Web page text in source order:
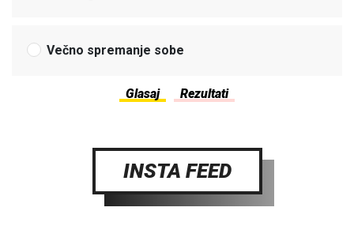
Večno spremanje sobe
INSTA FEED